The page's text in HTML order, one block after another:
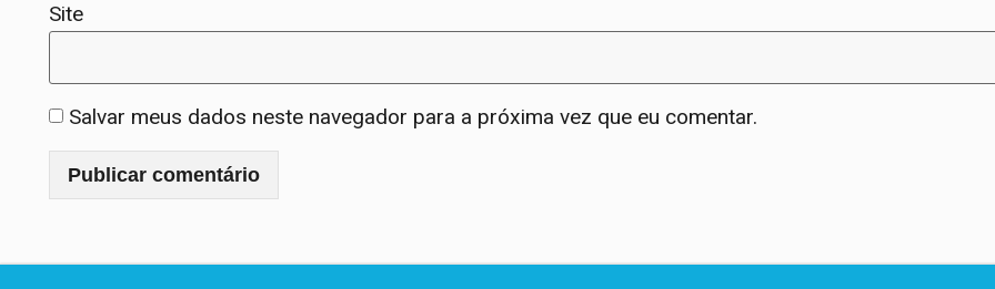
Site
Salvar meus dados neste navegador para a próxima vez que eu comentar.